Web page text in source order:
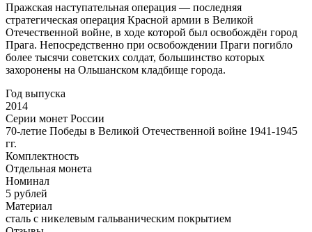
Пражская наступательная операция — последняя
стратегическая операция Красной армии в Великой
Отечественной войне, в ходе которой был освобождён город
Прага. Непосредственно при освобождении Праги погибло
более тысячи советских солдат, большинство которых
захоронены на Ольшанском кладбище города.
Год выпуска
2014
Серии монет России
70-летие Победы в Великой Отечественной войне 1941-1945
гг.
Комплектность
Отдельная монета
Номинал
5 рублей
Материал
сталь с никелевым гальваническим покрытием